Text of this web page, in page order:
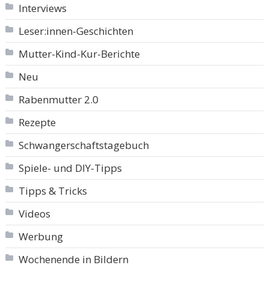
Interviews
Leser:innen-Geschichten
Mutter-Kind-Kur-Berichte
Neu
Rabenmutter 2.0
Rezepte
Schwangerschaftstagebuch
Spiele- und DIY-Tipps
Tipps & Tricks
Videos
Werbung
Wochenende in Bildern